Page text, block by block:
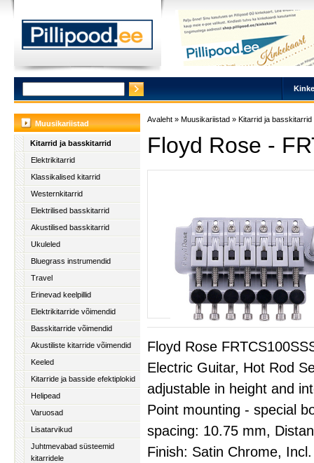
Muusikariistad
Kitarrid ja basskitarrid
Elektrikitarrid
Klassikalised kitarrid
Westernkitarrid
Elektrilised basskitarrid
Akustilised basskitarrid
Ukuleled
Bluegrass instrumendid
Travel
Erinevad keelpillid
Elektrikitarride võimendid
Basskitarride võimendid
Akustiliste kitarride võimendid
Keeled
Kitarride ja basside efektiplokid
Helipead
Varuosad
Lisatarvikud
Juhtmevabad süsteemid
kitarridele
Avaleht » Muusikariistad » Kitarrid ja basskitarrid
Floyd Rose -
Floyd Rose
Electric Guitar, Hot Rod
adjustable in height and
Point mounting - special
spacing: 10.75 mm,
Finish: Satin Chrome,